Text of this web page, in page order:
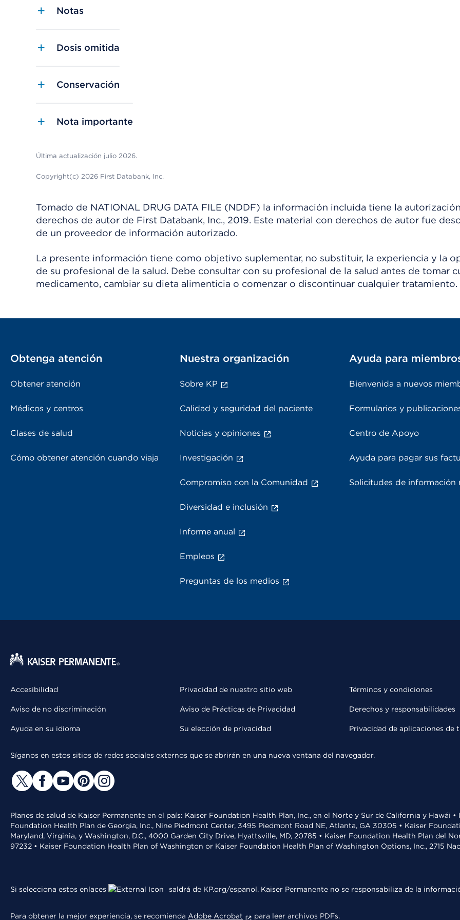
Notas
Dosis omitida
Conservación
Nota importante
Última actualización julio 2026.
Copyright(c) 2026 First Databank, Inc.
Tomado de NATIONAL DRUG DATA FILE (NDDF) la información incluida tiene la
derechos de autor de First Databank, Inc., 2019. Este material con derechos de autor fue
de un proveedor de información autorizado.
La presente información tiene como objetivo suplementar, no substituir, la experiencia y la
de su profesional de la salud. Debe consultar con su profesional de la salud antes de tomar
medicamento, cambiar su dieta alimenticia o comenzar o discontinuar cualquier tratamiento.
Obtenga atención
Obtener atención
Médicos y centros
Clases de salud
Cómo obtener atención cuando viaja
Nuestra organización
Sobre KP
Calidad y seguridad del paciente
Noticias y opiniones
Investigación
Compromiso con la Comunidad
Diversidad e inclusión
Informe anual
Empleos
Preguntas de los medios
Ayuda para
Bienvenida a nuevos
Formularios y
Centro de Apoyo
Ayuda para pagar sus
Solicitudes de información
Accesibilidad
Aviso de no discriminación
Ayuda en su idioma
Privacidad de nuestro sitio web
Aviso de Prácticas de Privacidad
Su elección de privacidad
Términos y condiciones
Derechos y responsabilidades
Privacidad de aplicaciones de
Síganos en estos sitios de redes sociales externos que se abrirán en una nueva ventana del navegador.
Planes de salud de Kaiser Permanente en el país: Kaiser Foundation Health Plan, Inc., en el Norte y Sur de California y Hawái
Foundation Health Plan de Georgia, Inc., Nine Piedmont Center, 3495 Piedmont Road NE, Atlanta, GA 30305 • Kaiser
Maryland, Virginia, y Washington, D.C., 4000 Garden City Drive, Hyattsville, MD, 20785 • Kaiser Foundation Health Plan del
97232 • Kaiser Foundation Health Plan of Washington or Kaiser Foundation Health Plan of Washington Options, Inc., 2715
Si selecciona estos enlaces saldrá de KP.org/espanol. Kaiser Permanente no se responsabiliza de la
Para obtener la mejor experiencia, se recomienda Adobe Acrobat para leer archivos PDFs.